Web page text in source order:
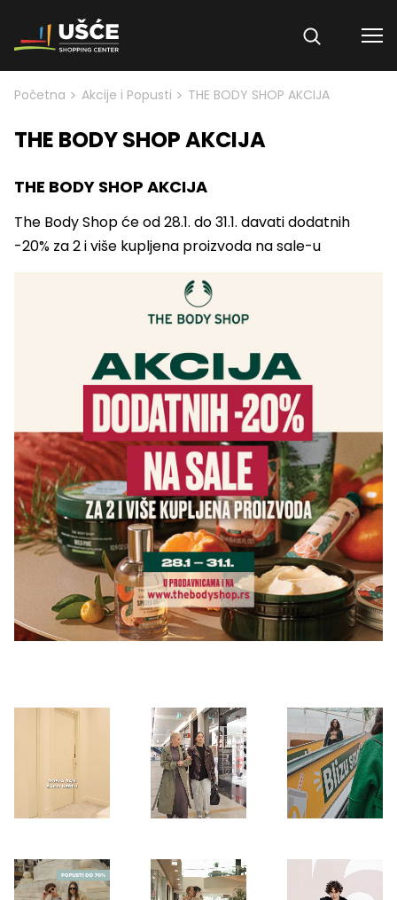
Skip to content
Početna > Akcije i Popusti > THE BODY SHOP AKCIJA
THE BODY SHOP AKCIJA
THE BODY SHOP AKCIJA
The Body Shop će od 28.1. do 31.1. davati dodatnih
-20% za 2 i više kupljena proizvoda na sale-u